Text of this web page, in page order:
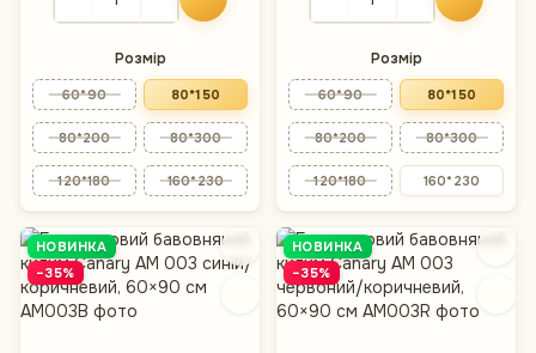
Розмір
60*90 80*150
80*200 80*300
120*180 160*230
Розмір
60*90 80*150
80*200 80*300
120*180 160*230
НОВИНКА
−35%
НОВИНКА
−35%